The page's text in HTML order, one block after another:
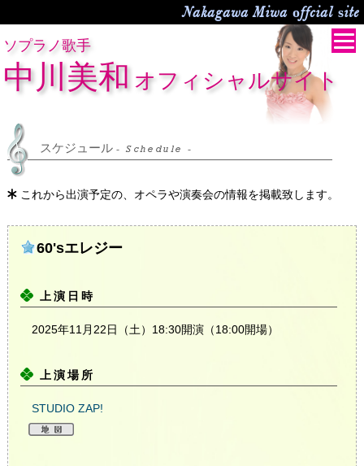
Nakagawa Miwa offcial site
ソプラノ歌手
中川美和 オフィシャルサイト
スケジュール- Schedule -
これから出演予定の、オペラや演奏会の情報を掲載致します。
60'sエレジー
上演日時
2025年11月22日（土）18:30開演（18:00開場）
上演場所
STUDIO ZAP!